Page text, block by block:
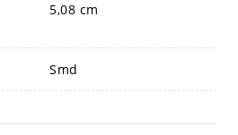
5,08 cm
Smd